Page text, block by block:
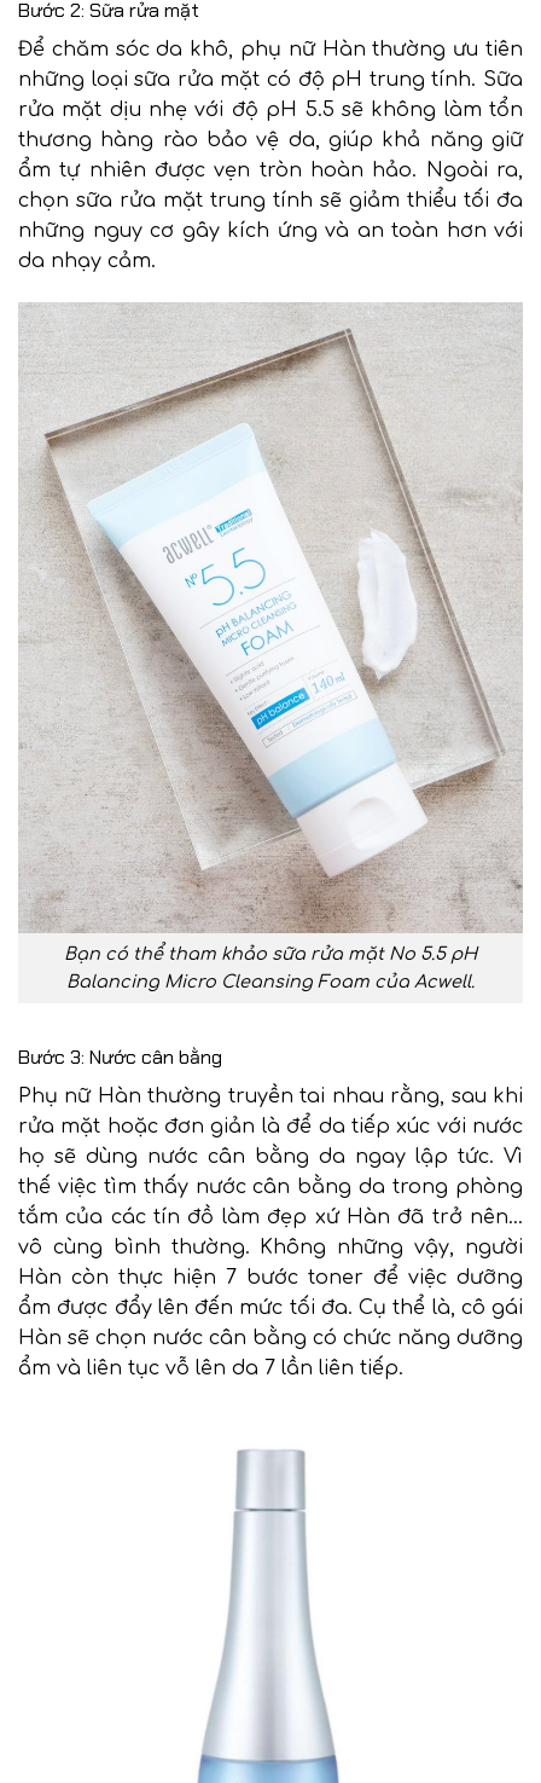
Bước 2: Sữa rửa mặt
Để chăm sóc da khô, phụ nữ Hàn thường ưu tiên
những loại sữa rửa mặt có độ pH trung tính. Sữa
rửa mặt dịu nhẹ với độ pH 5.5 sẽ không làm tổn
thương hàng rào bảo vệ da, giúp khả năng giữ
ẩm tự nhiên được vẹn tròn hoàn hảo. Ngoài ra,
chọn sữa rửa mặt trung tính sẽ giảm thiểu tối đa
những nguy cơ gây kích ứng và an toàn hơn với
da nhạy cảm.
Bạn có thể tham khảo sữa rửa mặt No 5.5 pH
Balancing Micro Cleansing Foam của Acwell.
Bước 3: Nước cân bằng
Phụ nữ Hàn thường truyền tai nhau rằng, sau khi
rửa mặt hoặc đơn giản là để da tiếp xúc với nước
họ sẽ dùng nước cân bằng da ngay lập tức. Vì
thế việc tìm thấy nước cân bằng da trong phòng
tắm của các tín đồ làm đẹp xứ Hàn đã trở nên…
vô cùng bình thường. Không những vậy, người
Hàn còn thực hiện 7 bước toner để việc dưỡng
ẩm được đẩy lên đến mức tối đa. Cụ thể là, cô gái
Hàn sẽ chọn nước cân bằng có chức năng dưỡng
ẩm và liên tục vỗ lên da 7 lần liên tiếp.